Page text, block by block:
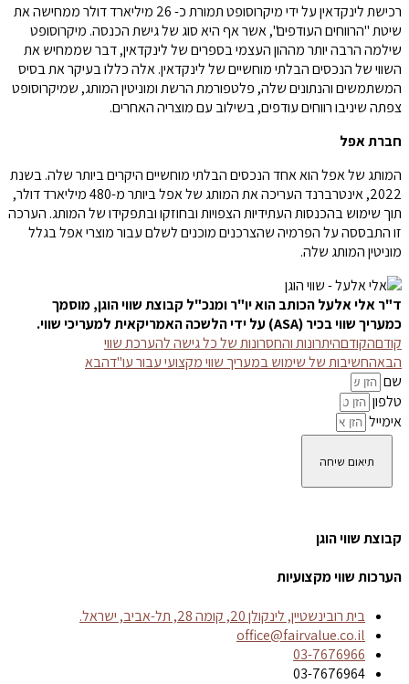
רכישת לינקדאין על ידי מיקרוסופט תמורת כ- 26 מיליארד דולר ממחישה את
שיטת "הרווחים העודפים", אשר אף היא סוג של גישת הכנסה. מיקרוסופט
שילמה הרבה יותר מההון העצמי בספרים של לינקדאין, דבר שממחיש את
השווי של הנכסים הבלתי מוחשיים של לינקדאין. אלה כללו בעיקר את בסיס
המשתמשים והנתונים שלה, פלטפורמת הרשת ומוניטין המותג, שמיקרוסופט
צפתה שיניבו רווחים עודפים, בשילוב עם מוצריה האחרים.
חברת אפל
המותג של אפל הוא אחד הנכסים הבלתי מוחשיים היקרים ביותר שלה. בשנת
2022, אינטרברנד העריכה את המותג של אפל ביותר מ-480 מיליארד דולר,
תוך שימוש בהכנסות העתידיות הצפויות ובחוזקו ובתפקידו של המותג. הערכה
זו התבססה על הפרמיה שהצרכנים מוכנים לשלם עבור מוצרי אפל בגלל
מוניטין המותג שלה.
ד"ר אלי אלעל הכותב הוא יו"ר ומנכ"ל קבוצת שווי הוגן, מוסמך
כמעריך שווי בכיר (ASA) על ידי הלשכה האמריקאית למעריכי שווי.
קודםהקודםהיתרונות והחסרונות של כל גישה להערכת שווי
הבאהחשיבות של שימוש במעריך שווי מקצועי עבור עו"דהבא
שם
טלפון
אימייל
תיאום שיחה
קבוצת שווי הוגן
הערכות שווי מקצועיות
בית רובינשטיין, לינקולן 20, קומה 28, תל-אביב, ישראל.
office@fairvalue.co.il
03-7676966
03-7676964